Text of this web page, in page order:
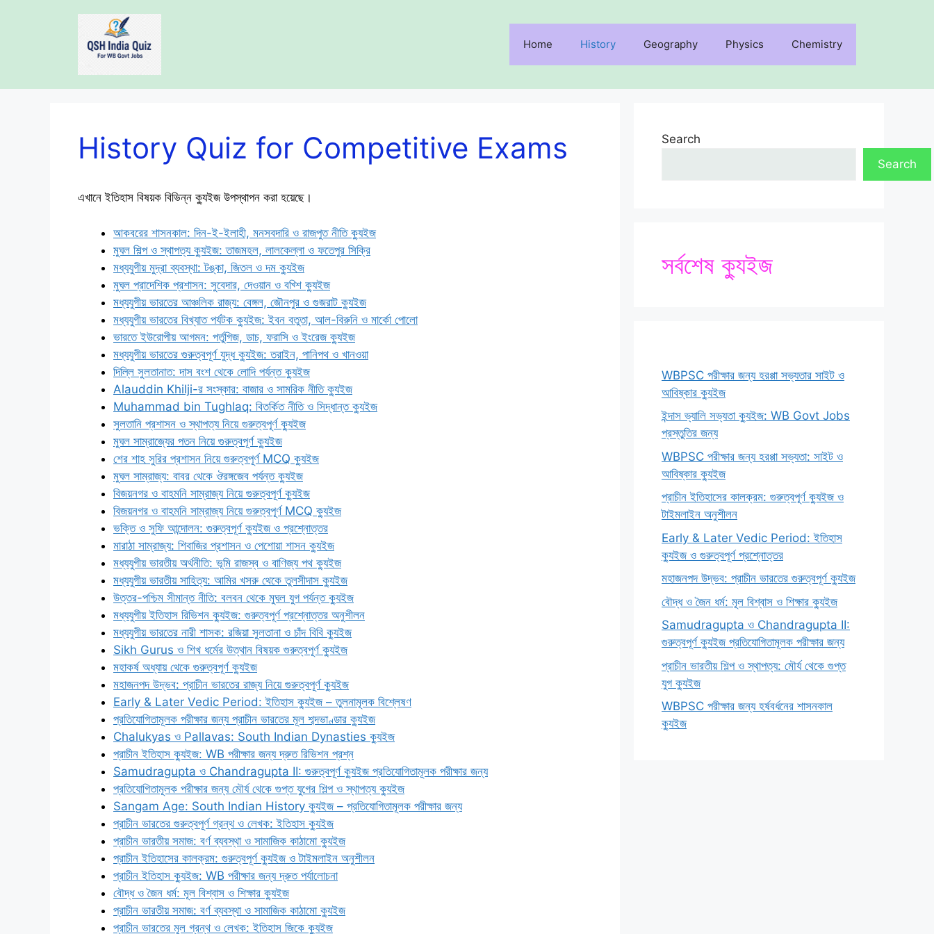
Home History Geography Physics Chemistry
History Quiz for Competitive Exams
এখানে ইতিহাস বিষয়ক বিভিন্ন ক্যুইজ উপস্থাপন করা হয়েছে।
আকবরের শাসনকাল: দিন-ই-ইলাহী, মনসবদারি ও রাজপুত নীতি ক্যুইজ
মুঘল শিল্প ও স্থাপত্য ক্যুইজ: তাজমহল, লালকেল্লা ও ফতেপুর সিক্রি
মধ্যযুগীয় মুদ্রা ব্যবস্থা: টঙ্কা, জিতল ও দম ক্যুইজ
মুঘল প্রাদেশিক প্রশাসন: সুবেদার, দেওয়ান ও বখ্শি ক্যুইজ
মধ্যযুগীয় ভারতের আঞ্চলিক রাজ্য: বেঙ্গল, জৌনপুর ও গুজরাট ক্যুইজ
মধ্যযুগীয় ভারতের বিখ্যাত পর্যটক ক্যুইজ: ইবন বতুতা, আল-বিরুনি ও মার্কো পোলো
ভারতে ইউরোপীয় আগমন: পর্তুগিজ, ডাচ, ফরাসি ও ইংরেজ ক্যুইজ
মধ্যযুগীয় ভারতের গুরুত্বপূর্ণ যুদ্ধ ক্যুইজ: তরাইন, পানিপথ ও খানওয়া
দিল্লি সুলতানাত: দাস বংশ থেকে লোদি পর্যন্ত ক্যুইজ
Alauddin Khilji-র সংস্কার: বাজার ও সামরিক নীতি ক্যুইজ
Muhammad bin Tughlaq: বিতর্কিত নীতি ও সিদ্ধান্ত ক্যুইজ
সুলতানি প্রশাসন ও স্থাপত্য নিয়ে গুরুত্বপূর্ণ ক্যুইজ
মুঘল সাম্রাজ্যের পতন নিয়ে গুরুত্বপূর্ণ ক্যুইজ
শের শাহ সুরির প্রশাসন নিয়ে গুরুত্বপূর্ণ MCQ ক্যুইজ
মুঘল সাম্রাজ্য: বাবর থেকে ঔরঙ্গজেব পর্যন্ত ক্যুইজ
বিজয়নগর ও বাহমনি সাম্রাজ্য নিয়ে গুরুত্বপূর্ণ ক্যুইজ
বিজয়নগর ও বাহমনি সাম্রাজ্য নিয়ে গুরুত্বপূর্ণ MCQ ক্যুইজ
ভক্তি ও সুফি আন্দোলন: গুরুত্বপূর্ণ ক্যুইজ ও প্রশ্নোত্তর
মারাঠা সাম্রাজ্য: শিবাজির প্রশাসন ও পেশোয়া শাসন ক্যুইজ
মধ্যযুগীয় ভারতীয় অর্থনীতি: ভূমি রাজস্ব ও বাণিজ্য পথ ক্যুইজ
মধ্যযুগীয় ভারতীয় সাহিত্য: আমির খসরু থেকে তুলসীদাস ক্যুইজ
উত্তর-পশ্চিম সীমান্ত নীতি: বলবন থেকে মুঘল যুগ পর্যন্ত ক্যুইজ
মধ্যযুগীয় ইতিহাস রিভিশন ক্যুইজ: গুরুত্বপূর্ণ প্রশ্নোত্তর অনুশীলন
মধ্যযুগীয় ভারতের নারী শাসক: রজিয়া সুলতানা ও চাঁদ বিবি ক্যুইজ
Sikh Gurus ও শিখ ধর্মের উত্থান বিষয়ক গুরুত্বপূর্ণ ক্যুইজ
মহাকর্ষ অধ্যায় থেকে গুরুত্বপূর্ণ ক্যুইজ
মহাজনপদ উদ্ভব: প্রাচীন ভারতের রাজ্য নিয়ে গুরুত্বপূর্ণ ক্যুইজ
Early & Later Vedic Period: ইতিহাস ক্যুইজ – তুলনামূলক বিশ্লেষণ
প্রতিযোগিতামূলক পরীক্ষার জন্য প্রাচীন ভারতের মূল শব্দভাণ্ডার ক্যুইজ
Chalukyas ও Pallavas: South Indian Dynasties ক্যুইজ
প্রাচীন ইতিহাস ক্যুইজ: WB পরীক্ষার জন্য দ্রুত রিভিশন প্রশ্ন
Samudragupta ও Chandragupta II: গুরুত্বপূর্ণ ক্যুইজ প্রতিযোগিতামূলক পরীক্ষার জন্য
প্রতিযোগিতামূলক পরীক্ষার জন্য মৌর্য থেকে গুপ্ত যুগের শিল্প ও স্থাপত্য ক্যুইজ
Sangam Age: South Indian History ক্যুইজ – প্রতিযোগিতামূলক পরীক্ষার জন্য
প্রাচীন ভারতের গুরুত্বপূর্ণ গ্রন্থ ও লেখক: ইতিহাস ক্যুইজ
প্রাচীন ভারতীয় সমাজ: বর্ণ ব্যবস্থা ও সামাজিক কাঠামো ক্যুইজ
প্রাচীন ইতিহাসের কালক্রম: গুরুত্বপূর্ণ ক্যুইজ ও টাইমলাইন অনুশীলন
প্রাচীন ইতিহাস ক্যুইজ: WB পরীক্ষার জন্য দ্রুত পর্যালোচনা
বৌদ্ধ ও জৈন ধর্ম: মূল বিশ্বাস ও শিক্ষার ক্যুইজ
প্রাচীন ভারতীয় সমাজ: বর্ণ ব্যবস্থা ও সামাজিক কাঠামো ক্যুইজ
প্রাচীন ভারতের মূল গ্রন্থ ও লেখক: ইতিহাস জিকে ক্যুইজ
Search
Search
সর্বশেষ ক্যুইজ
WBPSC পরীক্ষার জন্য হরপ্পা সভ্যতার সাইট ও
আবিষ্কার ক্যুইজ
ইন্দাস ভ্যালি সভ্যতা ক্যুইজ: WB Govt Jobs
প্রস্তুতির জন্য
WBPSC পরীক্ষার জন্য হরপ্পা সভ্যতা: সাইট ও
আবিষ্কার ক্যুইজ
প্রাচীন ইতিহাসের কালক্রম: গুরুত্বপূর্ণ ক্যুইজ ও
টাইমলাইন অনুশীলন
Early & Later Vedic Period: ইতিহাস
ক্যুইজ ও গুরুত্বপূর্ণ প্রশ্নোত্তর
মহাজনপদ উদ্ভব: প্রাচীন ভারতের গুরুত্বপূর্ণ ক্যুইজ
বৌদ্ধ ও জৈন ধর্ম: মূল বিশ্বাস ও শিক্ষার ক্যুইজ
Samudragupta ও Chandragupta II:
গুরুত্বপূর্ণ ক্যুইজ প্রতিযোগিতামূলক পরীক্ষার জন্য
প্রাচীন ভারতীয় শিল্প ও স্থাপত্য: মৌর্য থেকে গুপ্ত
যুগ ক্যুইজ
WBPSC পরীক্ষার জন্য হর্ষবর্ধনের শাসনকাল
ক্যুইজ